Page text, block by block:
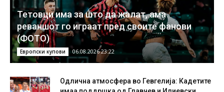
Тетовци има за што да жалат, ама
реваншот го играат пред своите фанови
(ФОТО)
Европски купови 06.08.2026 23:22
Одлична атмосфера во Гевгелија: Кадетите